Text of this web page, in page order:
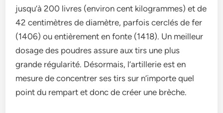
jusqu’à 200 livres (environ cent kilogrammes) et de
42 centimètres de diamètre, parfois cerclés de fer
(1406) ou entièrement en fonte (1418). Un meilleur
dosage des poudres assure aux tirs une plus
grande régularité. Désormais, l’artillerie est en
mesure de concentrer ses tirs sur n’importe quel
point du rempart et donc de créer une brèche.